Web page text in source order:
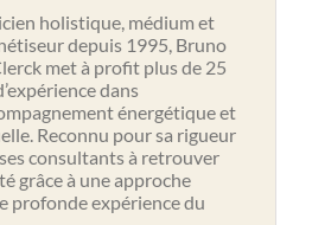
holistique, médium et
depuis 1995, Bruno
met à profit plus de 25
dans
énergétique et
Reconnu pour sa rigueur
consultants à retrouver
grâce à une approche
profonde expérience du